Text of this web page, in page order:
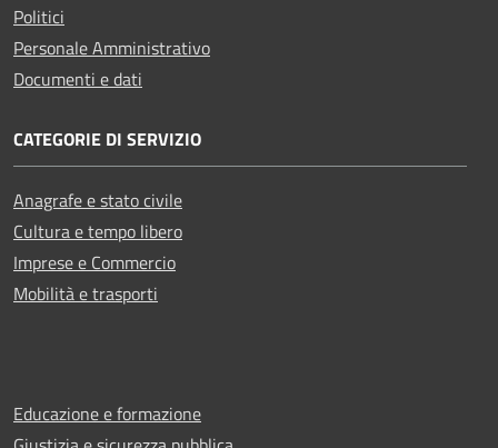
Politici
Personale Amministrativo
Documenti e dati
CATEGORIE DI SERVIZIO
Anagrafe e stato civile
Cultura e tempo libero
Imprese e Commercio
Mobilità e trasporti
Educazione e formazione